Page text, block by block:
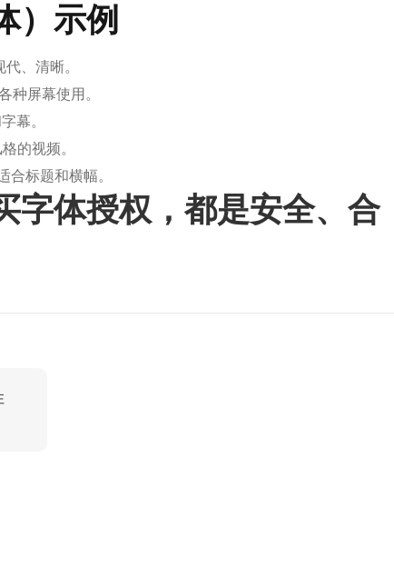
）示例
、清晰。
种屏幕使用。
幕。
的视频。
合标题和横幅。
字体授权，都是安全、合